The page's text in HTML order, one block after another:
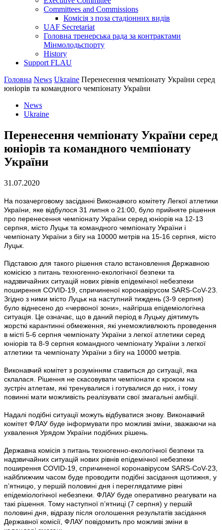
Committees and Commissions
Комісія з поза стадіонних видів
UAF Secretariat
Головна тренерська рада за контрактами
Мінмолодьспорту
History
Support FLAU
Головна News Ukraine Перенесення чемпіонату України серед
юніорів та командного чемпіонату України
News
Ukraine
Перенесення чемпіонату України серед
юніорів та командного чемпіонату
України
31.07.2020
На позачерговому засіданні Виконавчого комітету Легкої атлетики
України, яке відбулося 31 липня о 21:00, було прийняте рішення
про перенеcення чемпіонату України серед юніорів на 12-13
серпня, місто Луцьк та командного чемпіонату України і
чемпіонату України з бігу на 10000 метрів на 15-16 серпня, місто
Луцьк.
Підставою для такого рішення стало встановлення Державною
комісією з питань техногенно-екологічної безпеки та
надзвичайних ситуацій нових рівнів епідемічної небезпеки
поширення COVID-19, спричиненої коронавірусом SARS-CoV-2З.
Згідно з ними місто Луцьк на наступний тиждень (3-9 серпня)
було віднесено до «червоної зони», найгірша епідеміологічна
ситуація. Це означає, що в даний період в Луцьку діятимуть
жорсткі карантинні обмеження, які унеможливлюють проведення
в місті 5-6 серпня чемпіонату України з легкої атлетики серед
юніорів та 8-9 серпня командного чемпіонату України з легкої
атлетики та чемпіонату України з бігу на 10000 метрів.
Виконавчий комітет з розумінням ставиться до ситуації, яка
склалася. Рішення не скасовувати чемпіонати є кроком на
зустріч атлетам, які тренувалися і готувалися до них, і тому
повинні мати можливість реалізувати свої змагальні амбіції.
Надалі подібні ситуації можуть відбуватися знову. Виконавчий
комітет ФЛАУ буде інформувати про можливі зміни, зважаючи на
ухвалення Урядом України подібних рішень.
Державна комісія з питань техногенно-екологічної безпеки та
надзвичайних ситуацій нових рівнів епідемічної небезпеки
поширення COVID-19, спричиненої коронавірусом SARS-CoV-2З,
найближчим часом буде проводити подібні засідання щотижня, у
п’ятницю, у першій половині дня і переглядатиме рівні
епідеміологічної небезпеки. ФЛАУ буде оперативно реагувати на
такі рішення. Тому наступної п’ятниці (7 серпня) у першій
половині дня, відразу після оголошення результатів засідання
Державної комісії, ФЛАУ повідомить про можливі зміни в